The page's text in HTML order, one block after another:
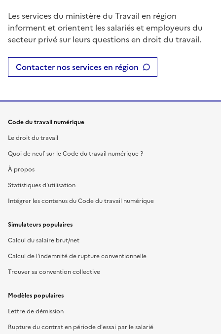
Les services du ministère du Travail en région
informent et orientent les salariés et employeurs du
secteur privé sur leurs questions en droit du travail.
Contacter nos services en région
Code du travail numérique
Le droit du travail
Quoi de neuf sur le Code du travail numérique ?
À propos
Statistiques d'utilisation
Intégrer les contenus du Code du travail numérique
Simulateurs populaires
Calcul du salaire brut/net
Calcul de l'indemnité de rupture conventionnelle
Trouver sa convention collective
Modèles populaires
Lettre de démission
Rupture du contrat en période d'essai par le salarié